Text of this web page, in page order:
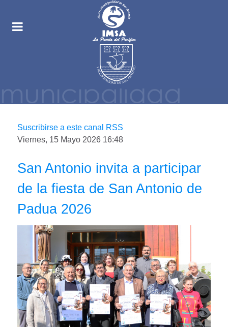
Suscribirse a este canal RSS
Viernes, 15 Mayo 2026 16:48
San Antonio invita a participar
de la fiesta de San Antonio de
Padua 2026